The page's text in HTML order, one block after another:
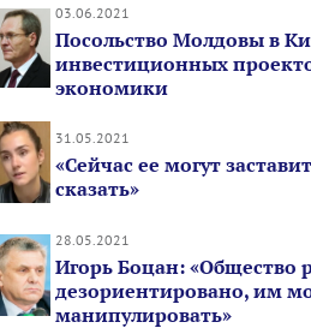
03.06.2021
Посольство Молдовы в
инвестиционных
экономики
31.05.2021
«Сейчас ее могут
сказать»
28.05.2021
Игорь Боцан: «Общество
дезориентировано, им
манипулировать»